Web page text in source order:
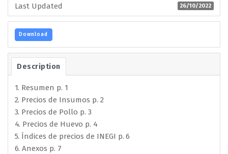
Last Updated 26/10/2022
Download
Description
1. Resumen p. 1
2. Precios de Insumos p. 2
3. Precios de Pollo p. 3
4. Precios de Huevo p. 4
5. Índices de precios de INEGI p. 6
6. Anexos p. 7